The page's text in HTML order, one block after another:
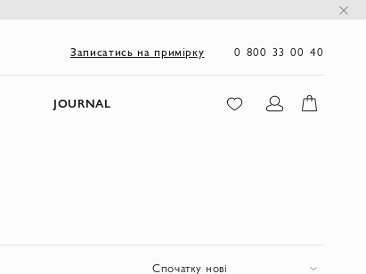
Записатись на примірку 0 800 33 00 40
JOURNAL
Спочатку нові